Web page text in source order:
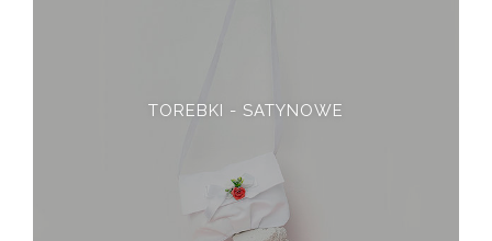
TOREBKI - SATYNOWE